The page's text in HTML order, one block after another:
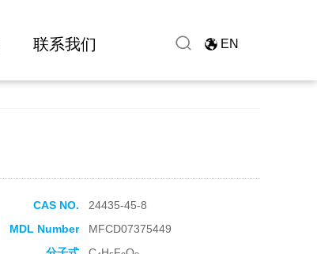
联系我们 EN
CAS NO.
24435-45-8
MDL Number
MFCD07375449